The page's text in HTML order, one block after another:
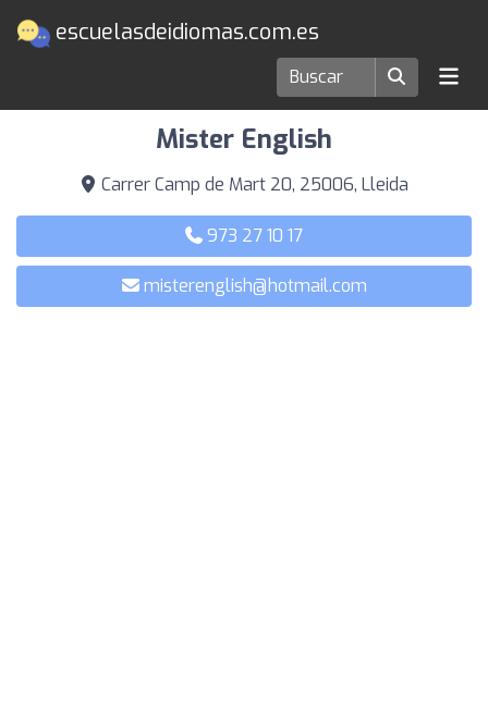
escuelasdeidiomas.com.es
Escuelas de idiomas en Lleida
Mister English
Carrer Camp de Mart 20, 25006, Lleida
973 27 10 17
misterenglish@hotmail.com